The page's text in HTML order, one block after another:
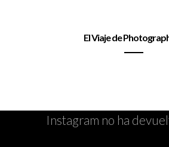
El Viaje de
Instagram no ha